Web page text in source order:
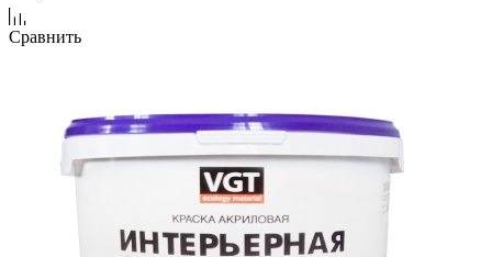
Сравнить